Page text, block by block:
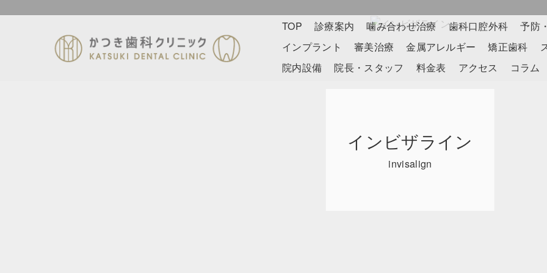
TOP 診療案内 噛み合わせ治療 歯科口腔外科
予防
インプラント
審美治療 金属アレルギー 矯正歯科
院内設備
院長・スタッフ 料金表 アクセス コラム
インビザライン
invisalign